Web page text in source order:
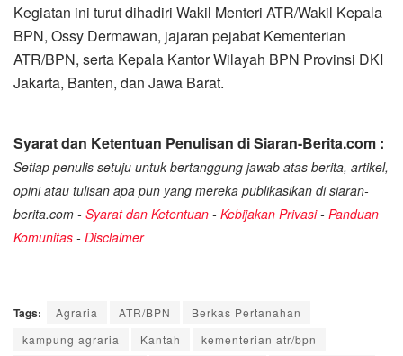
Kegiatan ini turut dihadiri Wakil Menteri ATR/Wakil Kepala
BPN, Ossy Dermawan, jajaran pejabat Kementerian
ATR/BPN, serta Kepala Kantor Wilayah BPN Provinsi DKI
Jakarta, Banten, dan Jawa Barat.
Syarat dan Ketentuan Penulisan di Siaran-Berita.com :
Setiap penulis setuju untuk bertanggung jawab atas berita, artikel,
opini atau tulisan apa pun yang mereka publikasikan di siaran-
berita.com - Syarat dan Ketentuan - Kebijakan Privasi- Panduan
Komunitas - Disclaimer
Tags: Agraria ATR/BPN
Berkas Pertanahan
kampung agraria
Kantah
kementerian atr/bpn